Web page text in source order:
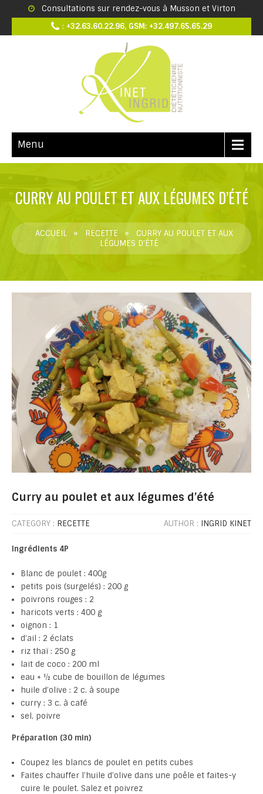
Consultations sur rendez-vous à Musson et Virton
: +32.63.60.22.96, GSM: +32.497.65.65.29
Menu
CURRY AU POULET ET AUX LÉGUMES D’ÉTÉ
ACCUEIL » RECETTE »
CURRY AU POULET ET AUX
LÉGUMES D’ÉTÉ
Curry au poulet et aux légumes d’été
CATEGORY : RECETTE AUTHOR : INGRID KINET
Ingrédients 4P
Blanc de poulet : 400g
petits pois (surgelés) : 200 g
poivrons rouges : 2
haricots verts : 400 g
oignon : 1
d’ail : 2 éclats
riz thaï : 250 g
lait de coco : 200 ml
eau + ½ cube de bouillon de légumes
huile d’olive : 2 c. à soupe
curry : 3 c. à café
sel, poivre
Préparation (30 min)
Coupez les blancs de poulet en petits cubes
Faites chauffer l’huile d’olive dans une poêle et faites-y
cuire le poulet. Salez et poivrez